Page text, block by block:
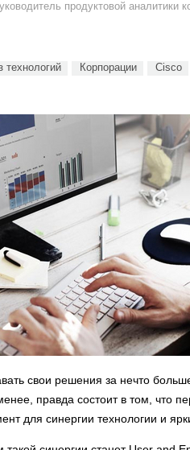
продуктовой аналитики
технологий Корпорации Cisco
свои решения за нечто
правда состоит в том, что
для синергии технологии и